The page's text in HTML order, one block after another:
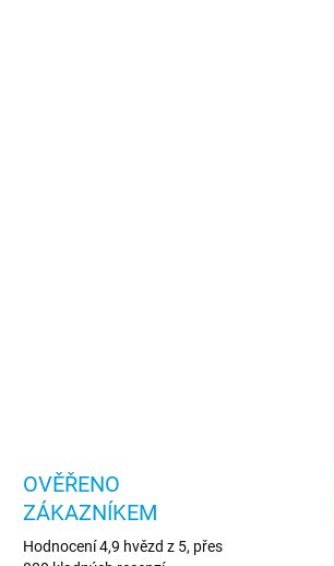
OVĚŘENO
ZÁKAZNÍKEM
Hodnocení 4,9 hvězd z 5, přes